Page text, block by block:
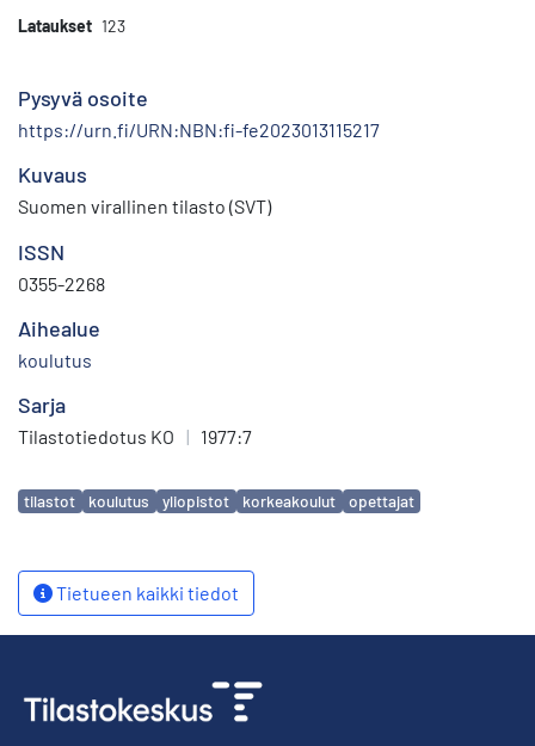
Lataukset 123
Pysyvä osoite
https://urn.fi/URN:NBN:fi-fe2023013115217
Kuvaus
Suomen virallinen tilasto (SVT)
ISSN
0355-2268
Aihealue
koulutus
Sarja
Tilastotiedotus KO | 1977:7
Avainsanat
tilastot koulutus yliopistot korkeakoulut opettajat
Tietueen kaikki tiedot